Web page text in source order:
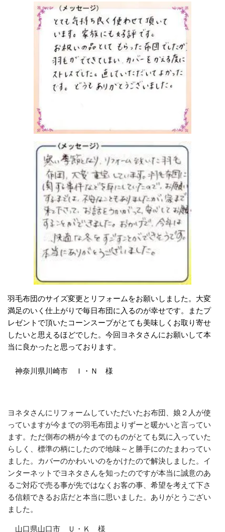
羽毛布団のサイズ変更とリフォームをお願いしました。大変
満足のいく仕上がりで毎日布団に入るのが幸せです。またプ
レゼントで頂いたコーンスープがとても美味しくお取り寄せ
したいと思えるほどでした。今回ヨネタさんにお願いして本
当に良かったと思っております。
神奈川県川崎市 Ｉ・Ｎ 様
ヨネタさんにリフォームしていただいたお布団、娘２人が使
っていますが今までの羽毛布団よりずーと暖かいと言ってい
ます。ただ側布の柄が今までのものがとても気に入っていた
らしく、標準の柄にしたので地味～と勝手にのたまわってい
ました。カバーのかわいいのをかけたので解決しました。イ
ンターネットでヨネタさんを知ったのですが本当に誠意のあ
るご対応で売る事が先ではなくお客の事、希望を考えて下さ
る信頼できるお店だと本当に思いました。ありがとうござい
ました。
山口県山口市 Ｕ・Ｋ 様